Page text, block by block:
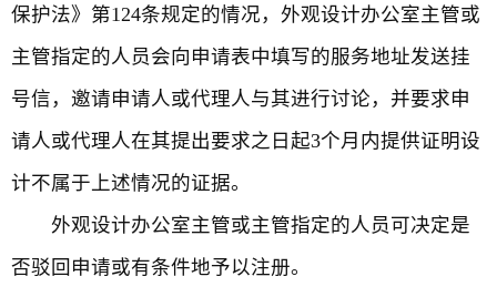
保护法》第124条规定的情况，外观设计办公室主管或
主管指定的人员会向申请表中填写的服务地址发送挂
号信，邀请申请人或代理人与其进行讨论，并要求申
请人或代理人在其提出要求之日起3个月内提供证明设
计不属于上述情况的证据。
外观设计办公室主管或主管指定的人员可决定是
否驳回申请或有条件地予以注册。